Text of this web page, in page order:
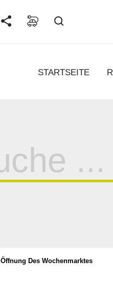
STARTSEITE
Öffnung Des Wochenmarktes